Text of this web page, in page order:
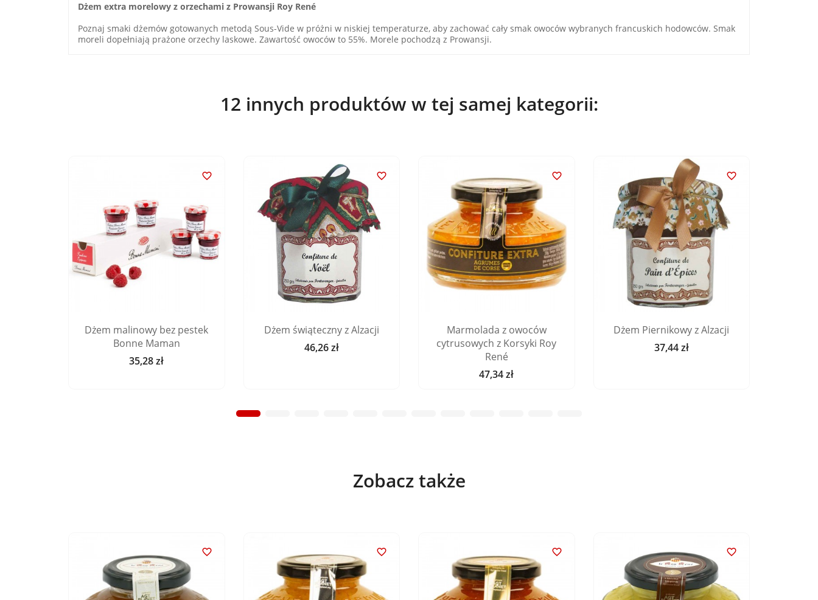
Dżem extra morelowy z orzechami z Prowansji Roy René
Poznaj smaki dżemów gotowanych metodą Sous-Vide w próżni w niskiej temperaturze, aby zachować cały smak owoców wybranych francuskich hodowców. Smak
moreli dopełniają prażone orzechy laskowe. Zawartość owoców to 55%. Morele pochodzą z Prowansji.
12 innych produktów w tej samej kategorii:

Dżem malinowy bez pestek
Bonne Maman
Cena
35,28 zł

Dżem świąteczny z Alzacji
Cena
46,26 zł

Marmolada z owoców
cytrusowych z Korsyki Roy
René
Cena
47,34 zł

Dżem Piernikowy z Alzacji
Cena
37,44 zł
Zobacz także
   